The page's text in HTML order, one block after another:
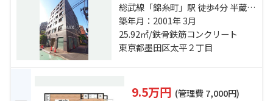
総武線「錦糸町」駅 徒歩4分 半蔵門
線「押上」駅 徒歩15分 都営浅草線
「本所吾妻橋」駅 徒歩23分
築年月：2001年 3月
25.92㎡/鉄骨鉄筋コンクリート
東京都墨田区太平２丁目
9.5万円 (管理費 7,000円)